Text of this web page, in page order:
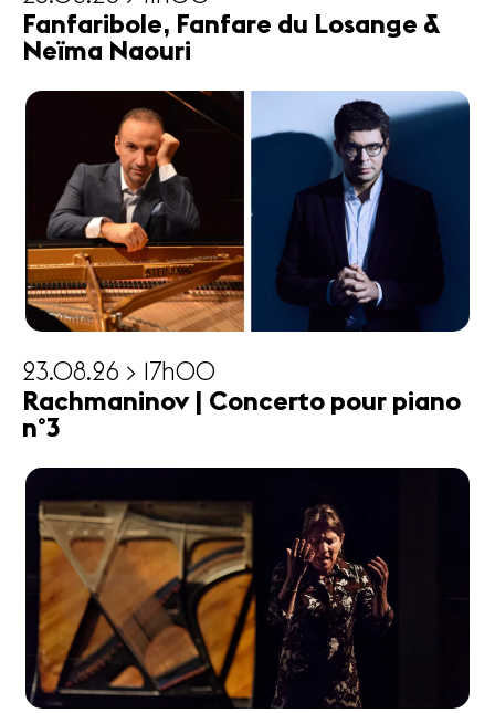
Fanfaribole, Fanfare du Losange &
Neïma Naouri
23.08.26 > 17h00
Rachmaninov | Concerto pour piano
n°3